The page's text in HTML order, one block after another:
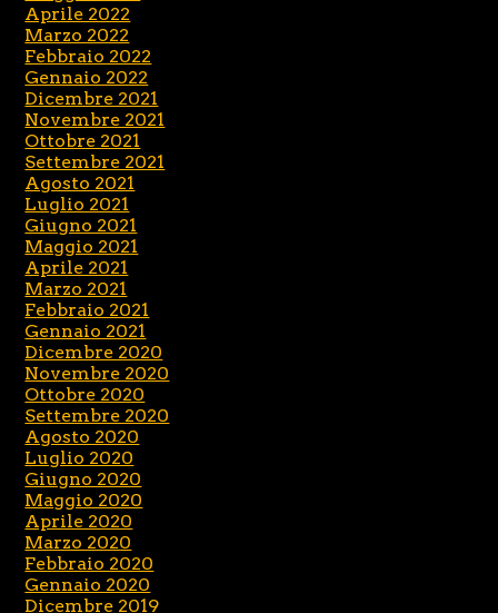
Aprile 2022
Marzo 2022
Febbraio 2022
Gennaio 2022
Dicembre 2021
Novembre 2021
Ottobre 2021
Settembre 2021
Agosto 2021
Luglio 2021
Giugno 2021
Maggio 2021
Aprile 2021
Marzo 2021
Febbraio 2021
Gennaio 2021
Dicembre 2020
Novembre 2020
Ottobre 2020
Settembre 2020
Agosto 2020
Luglio 2020
Giugno 2020
Maggio 2020
Aprile 2020
Marzo 2020
Febbraio 2020
Gennaio 2020
Dicembre 2019